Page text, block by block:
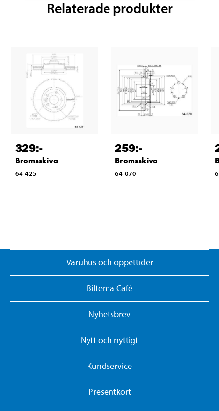
Relaterade produkter
329:-
Bromsskiva
64-425
259:-
Bromsskiva
64-070
Varuhus och öppettider
Biltema Café
Nyhetsbrev
Nytt och nyttigt
Kundservice
Presentkort